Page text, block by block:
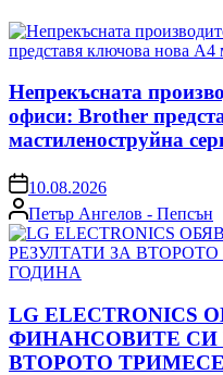
Непрекъсната
офиси: Brother
мастиленоструйна
on 10.08.2026
Posted
by
Петър Ангелов - Пепсън
LG ELECTRONICS
ФИНАНСОВИТЕ СИ
ВТОРОТО